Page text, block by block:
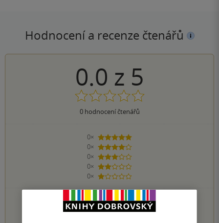
Hodnocení a recenze čtenářů
0.0 z 5
0hodnocení čtenářů
0×
5 hvězdiček
0×
4 hvězdičky
0×
3 hvězdičky
0×
2 hvězdičky
0×
1 hvezdička
PŘIDEJTE SVÉ HODNOCENÍ KNIHY